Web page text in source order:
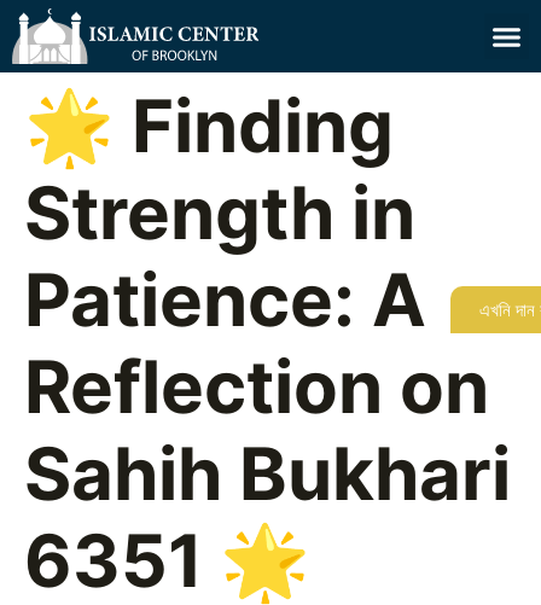
🌟 Finding
Strength in
Patience: A
Reflection on
Sahih Bukhari
6351 🌟
এখনি